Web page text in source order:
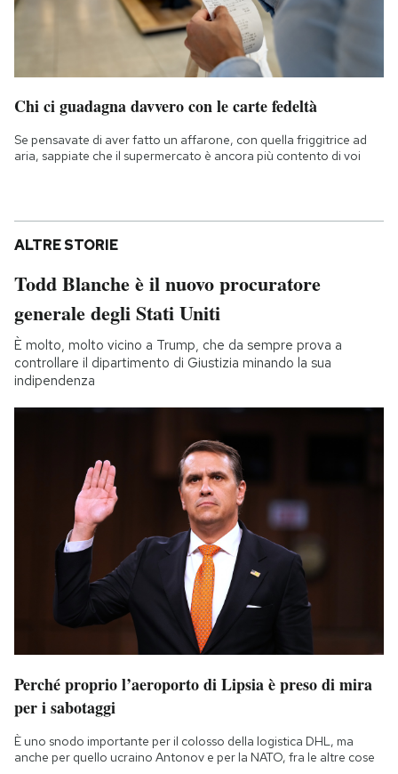
Chi ci guadagna davvero con le carte fedeltà
Se pensavate di aver fatto un affarone, con quella friggitrice ad
aria, sappiate che il supermercato è ancora più contento di voi
ALTRE STORIE
Todd Blanche è il nuovo procuratore
generale degli Stati Uniti
È molto, molto vicino a Trump, che da sempre prova a
controllare il dipartimento di Giustizia minando la sua
indipendenza
Perché proprio l’aeroporto di Lipsia è preso di mira
per i sabotaggi
È uno snodo importante per il colosso della logistica DHL, ma
anche per quello ucraino Antonov e per la NATO, fra le altre cose